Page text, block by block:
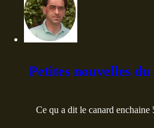
Petites nouvelles
Ce qu a dit le canard enchaine